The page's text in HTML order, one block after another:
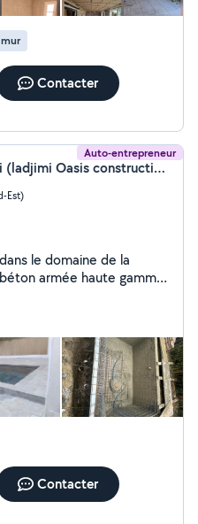
votre projet Des
devis clairs
Contacter
Auto-entrepreneur
Mohamed Ladjimi (ladjimi Oasis construction)
Est)
le domaine de la
armée haute gamme
autre travaux
Contacter